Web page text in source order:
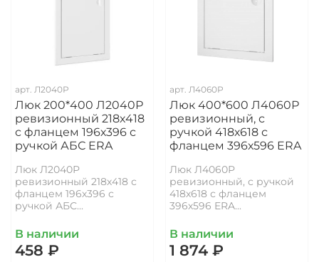
арт. Л2040Р
Люк 200*400 Л2040Р
ревизионный 218х418
с фланцем 196х396 с
ручкой АБС ERA
Люк Л2040Р
ревизионный 218х418 с
фланцем 196х396 с
ручкой АБС...
В наличии
458 ₽
арт. Л4060Р
Люк 400*600 Л4060Р
ревизионный, с
ручкой 418х618 с
фланцем 396х596 ERA
Люк Л4060Р
ревизионный, с ручкой
418х618 с фланцем
396х596 ERA...
В наличии
1 874 ₽